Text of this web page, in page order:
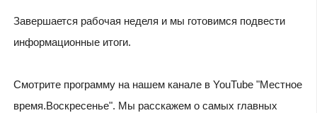
Завершается рабочая неделя и мы готовимся подвести
информационные итоги.
Смотрите программу на нашем канале в YouTube "Местное
время.Воскресенье". Мы расскажем о самых главных